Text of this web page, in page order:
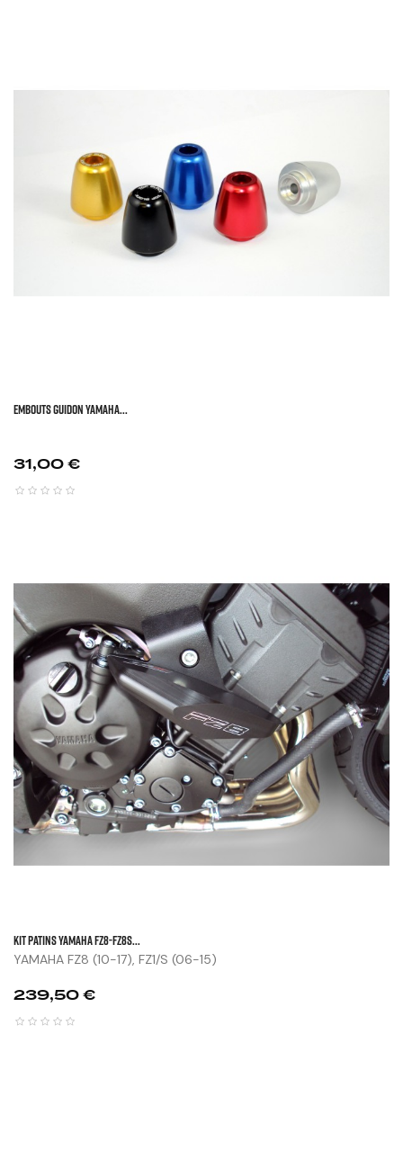
EMBOUTS GUIDON YAMAHA...
Prix
31,00 €
KIT PATINS YAMAHA FZ8-FZ8S...
YAMAHA FZ8 (10-17), FZ1/S (06-15)
Prix
239,50 €